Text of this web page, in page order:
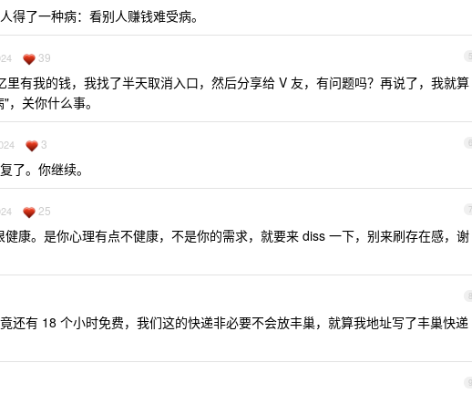
得了一种病：看别人赚钱难受病。
5
39
里有我的钱，我找了半天取消入口，然后分享给 V 友，有问题吗？再说了，我就算
关你什么事。
6
3
了。你继续。
7
25
健康。是你心理有点不健康，不是你的需求，就要来 diss 一下，别来刷存在感，谢
8
还有 18 个小时免费，我们这的快递非必要不会放丰巢，就算我地址写了丰巢快递
9